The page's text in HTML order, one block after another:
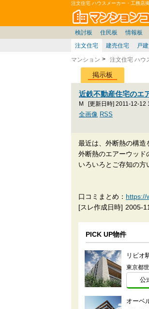
注文住宅 ハウスメーカー・工務店
検討板
東京23区 東京市部 神
住民板
東京 神奈川 埼玉/千葉/
情報板
価格表 スムログ出張所
住宅ローン デベ/ゼネコン
雑談 賃貸 移住相談
お便り返し 座談会/対談
関東 中部 近畿 北海道
東京都 神奈川県 千葉県
注文住宅
建売住宅 戸
マンション 注文住宅 ハウ
掲示板
近鉄不動産住宅のエ
M [更新日時] 2011-12-12
全画像 RSS
最近は、外断熱の構造
外断熱のエアーウッド
いろいろとご存知の方
口コミまとめ： https://
[スレ作成日時] 2005-
PICK UP物件
リビオ
東京都
公
オーベ